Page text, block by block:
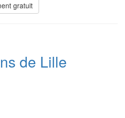
gratuit
de Lille